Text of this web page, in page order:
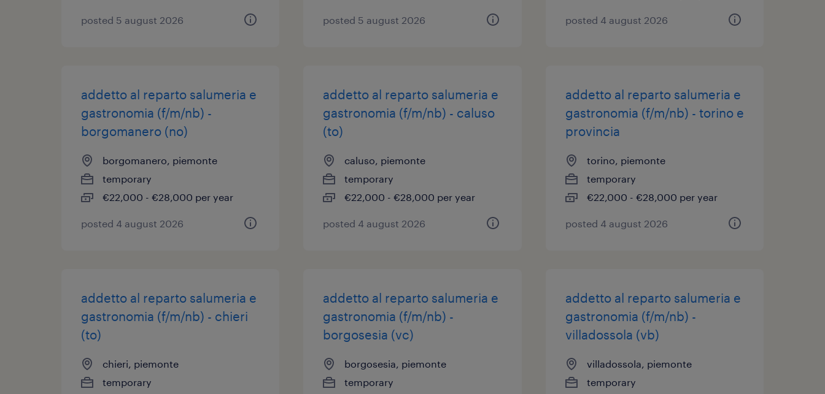
posted 5 august 2026 posted 5 august 2026 posted 4 august 2026
addetto al reparto salumeria e
gastronomia (f/m/nb) -
borgomanero (no)
borgomanero, piemonte
temporary
€22,000 - €28,000 per year
posted 4 august 2026
addetto al reparto salumeria e
gastronomia (f/m/nb) - caluso
(to)
caluso, piemonte
temporary
€22,000 - €28,000 per year
posted 4 august 2026
addetto al reparto salumeria e
gastronomia (f/m/nb) - torino e
provincia
torino, piemonte
temporary
€22,000 - €28,000 per year
posted 4 august 2026
addetto al reparto salumeria e
gastronomia (f/m/nb) - chieri
(to)
chieri, piemonte
temporary
addetto al reparto salumeria e
gastronomia (f/m/nb) -
borgosesia (vc)
borgosesia, piemonte
temporary
addetto al reparto salumeria e
gastronomia (f/m/nb) -
villadossola (vb)
villadossola, piemonte
temporary